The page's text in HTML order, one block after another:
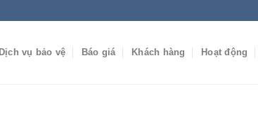
Dịch vụ bảo vệ Báo giá Khách hàng Hoạt động